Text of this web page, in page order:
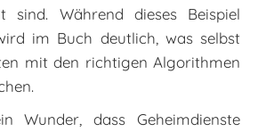
sind. Während dieses Beispiel
im Buch deutlich, was selbst
mit den richtigen Algorithmen
Wunder, dass Geheimdienste